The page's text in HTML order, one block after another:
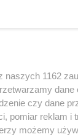
i budownictwo
1503
naszych 1162
czy dane
pomiar reklam i
możemy